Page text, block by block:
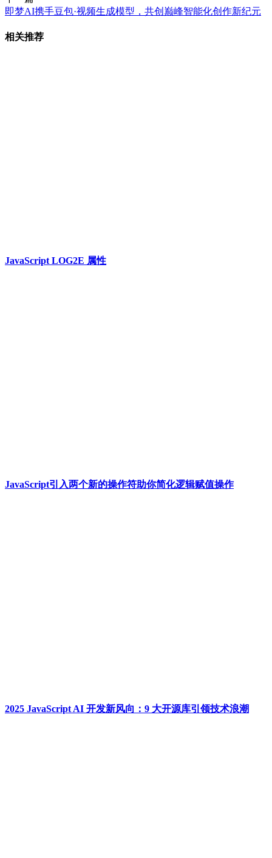
即梦AI携手豆包·视频生成模型，共创巅峰智能化创作新纪元
相关推荐
JavaScript LOG2E 属性
JavaScript引入两个新的操作符助你简化逻辑赋值操作
2025 JavaScript AI 开发新风向：9 大开源库引领技术浪潮